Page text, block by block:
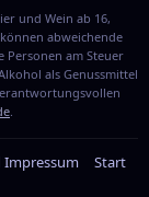
und Wein ab 16,
abweichende
Personen am Steuer
als Genussmittel
.
Impressum Start